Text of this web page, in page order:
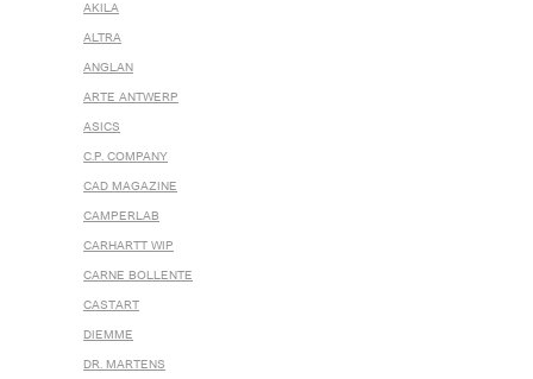
AKILA
ALTRA
ANGLAN
ARTE ANTWERP
ASICS
C.P. COMPANY
CAD MAGAZINE
CAMPERLAB
CARHARTT WIP
CARNE BOLLENTE
CASTART
DIEMME
DR. MARTENS